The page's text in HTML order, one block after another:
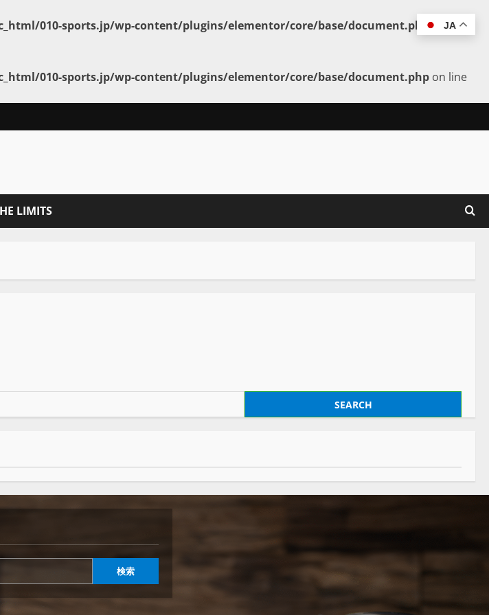
010-sports.jp/wp-content/plugins/elementor/core/base/document.phpon line
010-sports.jp/wp-content/plugins/elementor/core/base/document.php on line
LIMITS
検索
JA